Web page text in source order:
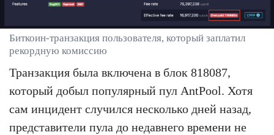
Биткоин-транзакция пользователя, который заплатил
рекордную комиссию
Транзакция была включена в блок 818087,
который добыл популярный пул AntPool. Хотя
сам инцидент случился несколько дней назад,
представители пула до недавнего времени не